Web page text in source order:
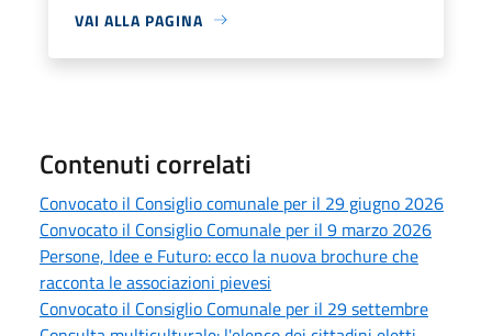
VAI ALLA PAGINA
Contenuti correlati
Convocato il Consiglio comunale per il 29 giugno 2026
Convocato il Consiglio Comunale per il 9 marzo 2026
Persone, Idee e Futuro: ecco la nuova brochure che
racconta le associazioni pievesi
Convocato il Consiglio Comunale per il 29 settembre